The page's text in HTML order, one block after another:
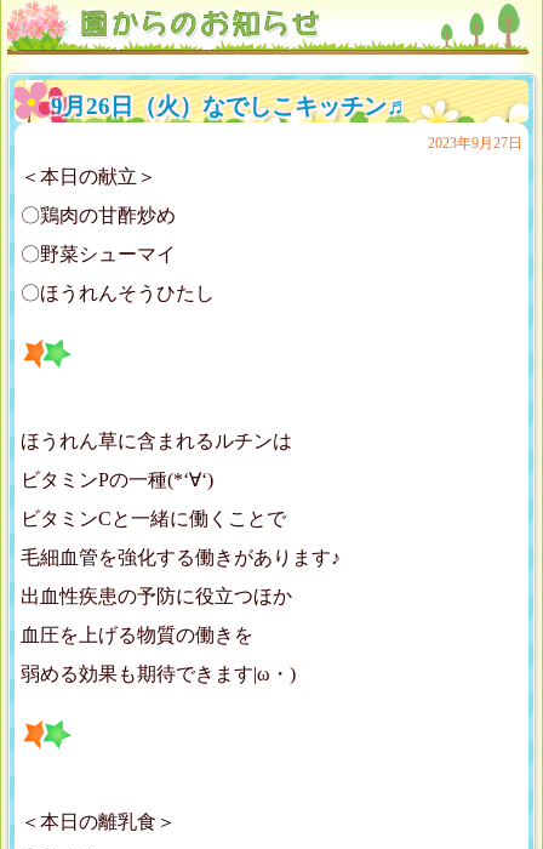
9月26日（火）なでしこキッチン♬
2023年9月27日
＜本日の献立＞
〇鶏肉の甘酢炒め
〇野菜シューマイ
〇ほうれんそうひたし
ほうれん草に含まれるルチンは
ビタミンPの一種(*‘∀‘)
ビタミンCと一緒に働くことで
毛細血管を強化する働きがあります♪
出血性疾患の予防に役立つほか
血圧を上げる物質の働きを
弱める効果も期待できます|ω・)
＜本日の離乳食＞